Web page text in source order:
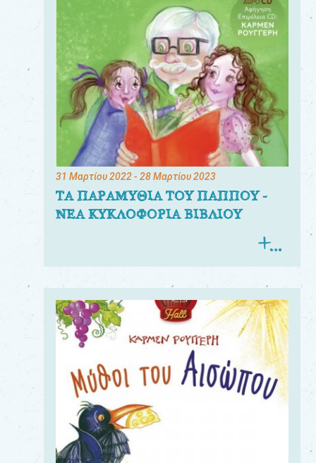
31 Μαρτίου 2022- 28 Μαρτίου 2023
ΤΑ ΠΑΡΑΜΥΘΙΑ ΤΟΥ ΠΑΠΠΟΥ -
ΝΕΑ ΚΥΚΛΟΦΟΡΙΑ ΒΙΒΛΙΟΥ